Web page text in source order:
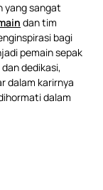
yang sangat
dan tim
bagi
pemain sepak
dedikasi,
dalam karirnya
dalam